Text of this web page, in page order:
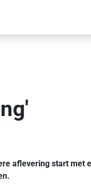
aflevering start met